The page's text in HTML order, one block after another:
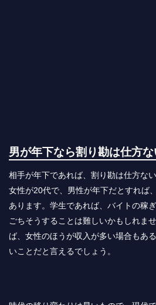
男が年下なら割り勘は仕方な
相手が年下であれば、割り勘は仕方な
女性が20代で、男性が年下だとすれば
あります。学生であれば、バイトの稼
ごちそうすることは難しいかもしれま
ば、女性のほうが収入が多い場合もあ
いことだと言えるでしょう。